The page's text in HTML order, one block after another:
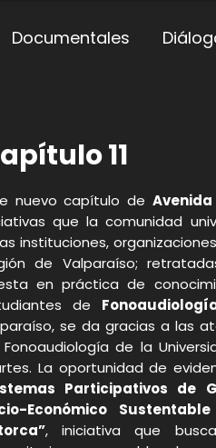
Documentales
11
nuevo capítulo de
que la comunidad
instituciones,
de Valparaíso;
en práctica de
de
se da gracias a las
de la
La oportunidad de
Participativos de
Económico
, iniciativa que